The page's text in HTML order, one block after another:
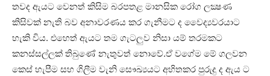
තවද ඇයට වෙනත් කිසිම බරපතළ මානසික රෝග ලක්‍ෂණ
කිසිවක් නැති බව අනාවරණය කර ගැනීමට ද වෛද්‍යවරයාට
හැකි විය. එහෙත් ඇයට තම ගැටලුව නිසා යම් තරමකට
කනස්සල්ලක් තිබුණේ නැතුවත් නොවේ.ඒ වගේම මේ ගලවන
කෙස් හැපීම සහ ගිලීම වැනි සෞඛ්‍යයට අහිතකර පුරුදු ද ඇය ට